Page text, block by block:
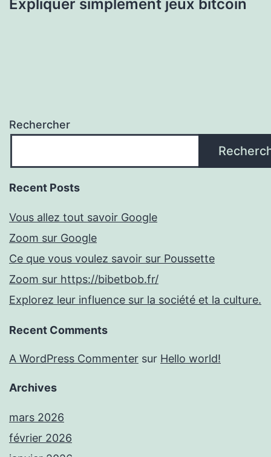
Expliquer simplement jeux bitcoin
Rechercher
Recent Posts
Vous allez tout savoir Google
Zoom sur Google
Ce que vous voulez savoir sur Poussette
Zoom sur https://bibetbob.fr/
Explorez leur influence sur la société et la culture.
Recent Comments
A WordPress Commenter sur Hello world!
Archives
mars 2026
février 2026